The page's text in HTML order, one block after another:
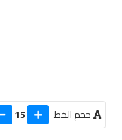
حجم الخط 15